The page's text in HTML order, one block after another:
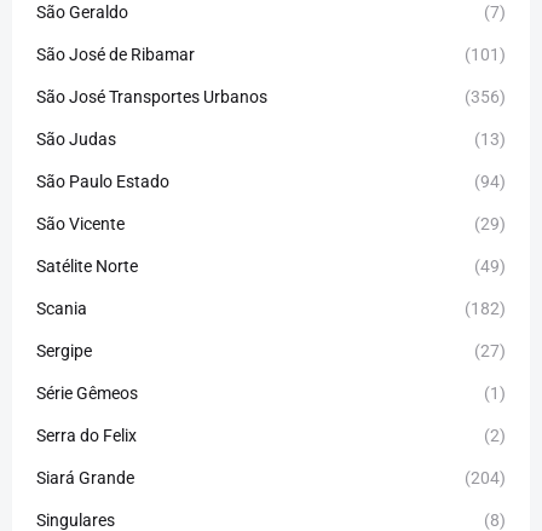
São Geraldo (7)
São José de Ribamar (101)
São José Transportes Urbanos (356)
São Judas (13)
São Paulo Estado (94)
São Vicente (29)
Satélite Norte (49)
Scania (182)
Sergipe (27)
Série Gêmeos (1)
Serra do Felix (2)
Siará Grande (204)
Singulares (8)